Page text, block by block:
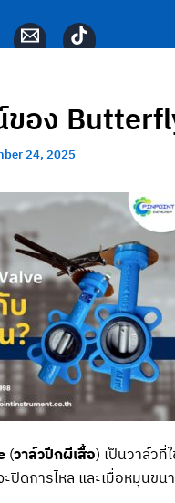
ของ
24, 2025
(วาล์วปีกผีเสื้อ) เป็นวาล์ว
ปิดการไหล และเมื่อหมุนข